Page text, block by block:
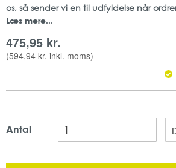
os, så sender vi en til udfyldelse når
med brintoverilte.
Blegemidlet er baseret på brintoverilte,
pH-værdi_ 2,5
Læs mere...
475,95 kr.
(594,94 kr. inkl. moms)
Antal